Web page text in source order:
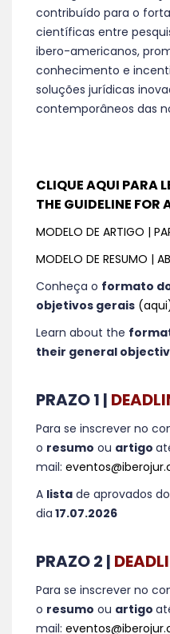
contribuído para o
científicas entre
ibero-americanos,
conhecimento e
soluções jurídicas
contemporâneos das
CLIQUE AQUI PARA
THE GUIDELINE FOR
MODELO DE ARTIGO |
MODELO DE RESUMO |
Conheça o formato
objetivos gerais
Learn about the
their general
PRAZO 1 |
Para se inscrever no
o resumo ou artigo
mail:
A lista de aprovados do
dia 17.07.2026
PRAZO 2 |
Para se inscrever no
o resumo ou artigo
mail: